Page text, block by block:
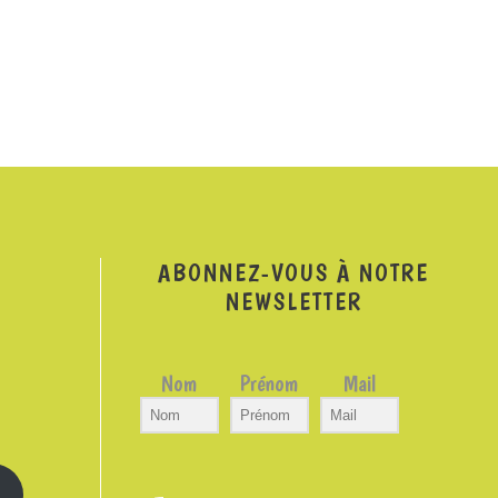
ABONNEZ-VOUS À NOTRE
NEWSLETTER
Nom Prénom Mail